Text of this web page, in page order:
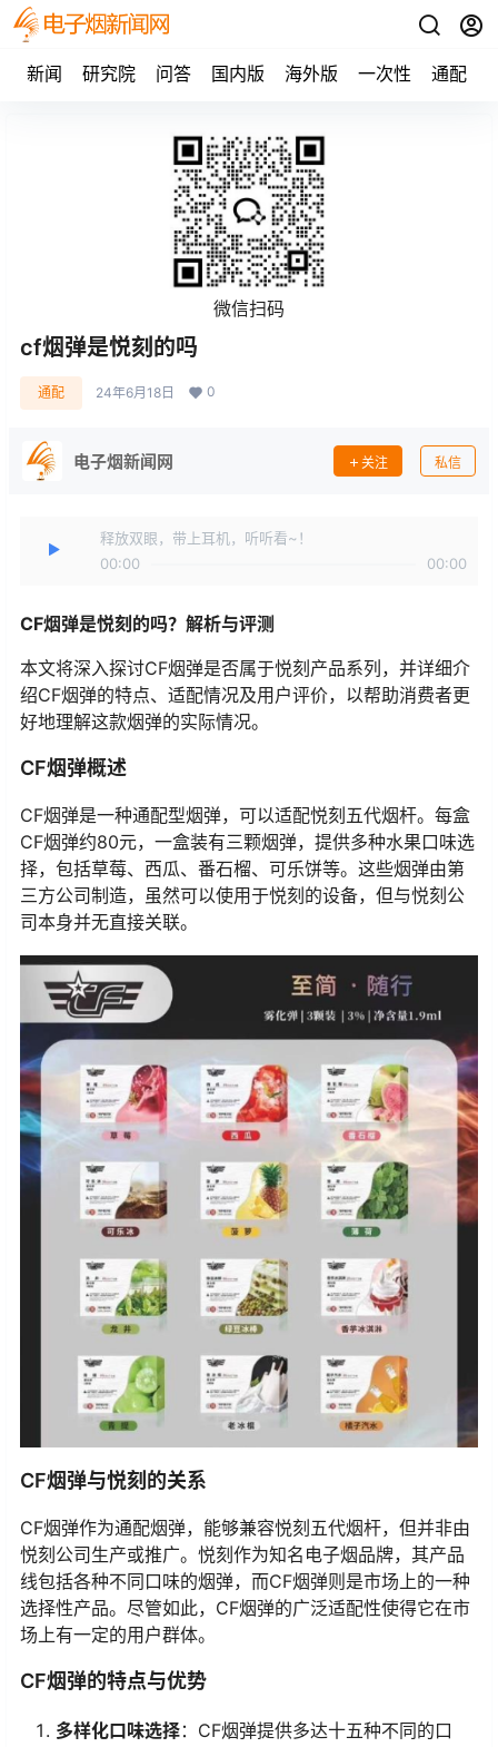
新闻 研究院 问答 国内版 海外版 一次性 通配
微信扫码
cf烟弹是悦刻的吗
通配 24年6月18日 0
电子烟新闻网 关注 私信
释放双眼，带上耳机，听听看~！
00:00
00:00
CF烟弹是悦刻的吗？解析与评测
本文将深入探讨CF烟弹是否属于悦刻产品系列，并详细介
绍CF烟弹的特点、适配情况及用户评价，以帮助消费者更
好地理解这款烟弹的实际情况。
CF烟弹概述
CF烟弹是一种通配型烟弹，可以适配悦刻五代烟杆。每盒
CF烟弹约80元，一盒装有三颗烟弹，提供多种水果口味选
择，包括草莓、西瓜、番石榴、可乐饼等。这些烟弹由第
三方公司制造，虽然可以使用于悦刻的设备，但与悦刻公
司本身并无直接关联。
CF烟弹与悦刻的关系
CF烟弹作为通配烟弹，能够兼容悦刻五代烟杆，但并非由
悦刻公司生产或推广。悦刻作为知名电子烟品牌，其产品
线包括各种不同口味的烟弹，而CF烟弹则是市场上的一种
选择性产品。尽管如此，CF烟弹的广泛适配性使得它在市
场上有一定的用户群体。
CF烟弹的特点与优势
多样化口味选择：CF烟弹提供多达十五种不同的口